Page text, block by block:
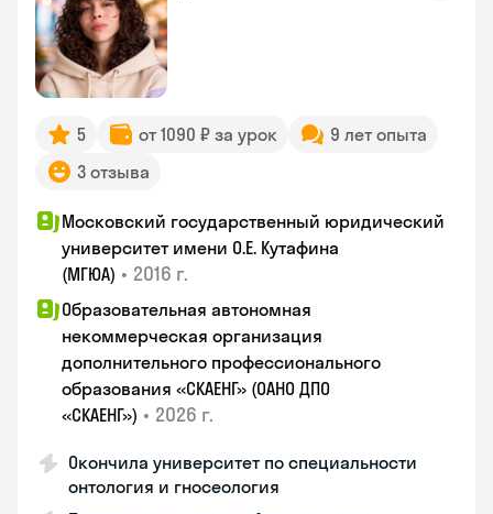
5 от 1090 ₽ за урок
9 лет опыта
3 отзыва
Московский государственный юридический
университет имени О.Е. Кутафина
(МГЮА) • 2016 г.
Образовательная автономная
некоммерческая организация
дополнительного профессионального
образования «СКАЕНГ» (ОАНО ДПО
«СКАЕНГ») • 2026 г.
Окончила университет по специальности
онтология и гносеология